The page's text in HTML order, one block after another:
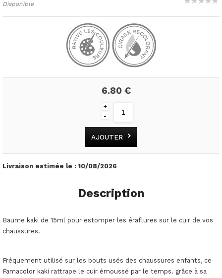
Disponible
6.80 €
+
-
AJOUTER
Livraison estimée le :10/08/2026
Description
Baume kaki de 15ml pour estomper les éraflures sur le cuir de vos
chaussures.
Fréquement utilisé sur les bouts usés des chaussures enfants, ce
Famacolor kaki rattrape le cuir émoussé par le temps. grâce à sa